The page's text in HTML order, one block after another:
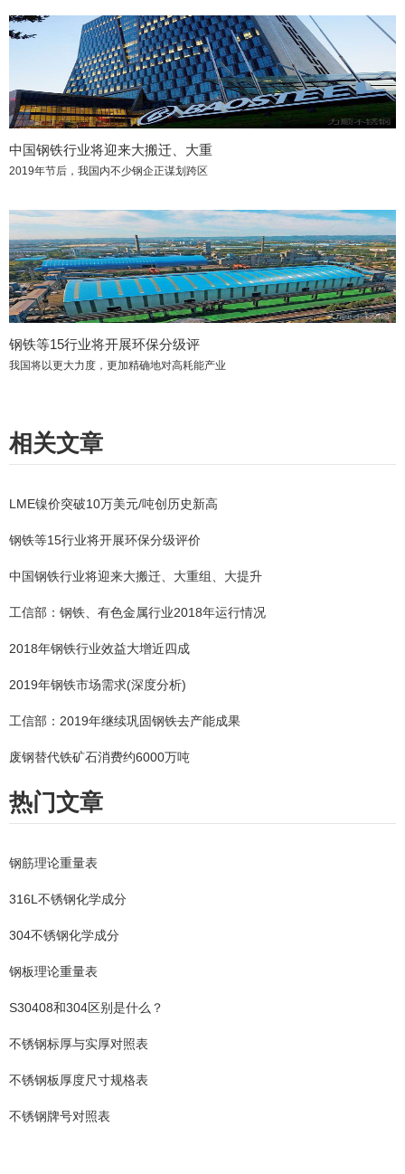
中国钢铁行业将迎来大搬迁、大重
2019年节后，我国内不少钢企正谋划跨区
钢铁等15行业将开展环保分级评
我国将以更大力度，更加精确地对高耗能产业
相关文章
LME镍价突破10万美元/吨创历史新高
钢铁等15行业将开展环保分级评价
中国钢铁行业将迎来大搬迁、大重组、大提升
工信部：钢铁、有色金属行业2018年运行情况
2018年钢铁行业效益大增近四成
2019年钢铁市场需求(深度分析)
工信部：2019年继续巩固钢铁去产能成果
废钢替代铁矿石消费约6000万吨
热门文章
钢筋理论重量表
316L不锈钢化学成分
304不锈钢化学成分
钢板理论重量表
S30408和304区别是什么？
不锈钢标厚与实厚对照表
不锈钢板厚度尺寸规格表
不锈钢牌号对照表